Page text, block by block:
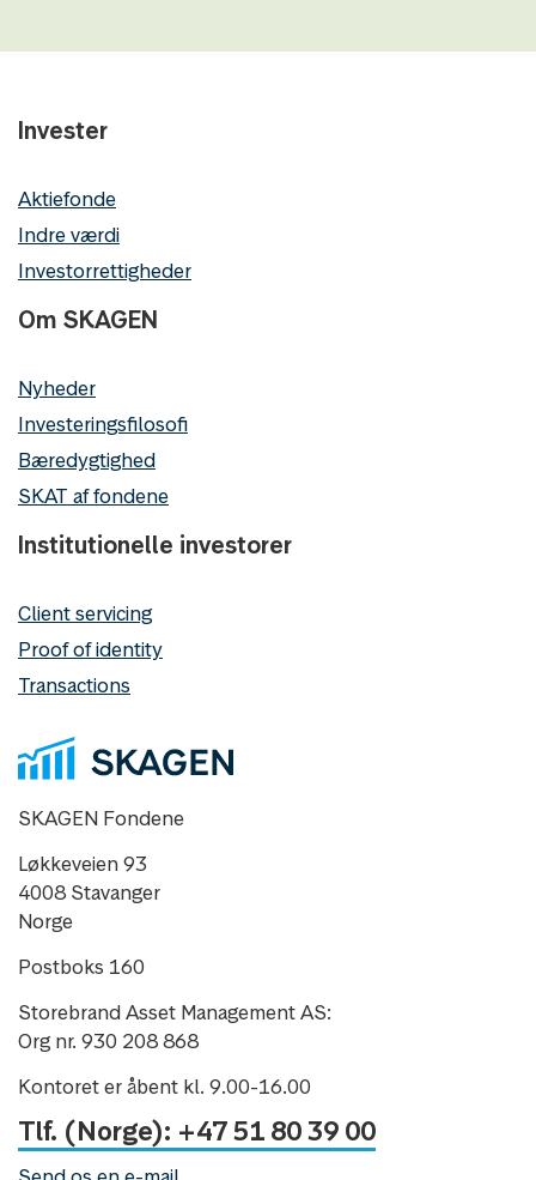
Invester
Aktiefonde
Indre værdi
Investorrettigheder
Om SKAGEN
Nyheder
Investeringsfilosofi
Bæredygtighed
SKAT af fondene
Institutionelle investorer
Client servicing
Proof of identity
Transactions
SKAGEN Fondene
Løkkeveien 93
4008 Stavanger
Norge
Postboks 160
Storebrand Asset Management AS:
Org nr. 930 208 868
Kontoret er åbent kl. 9.00-16.00
Tlf. (Norge): +47 51 80 39 00